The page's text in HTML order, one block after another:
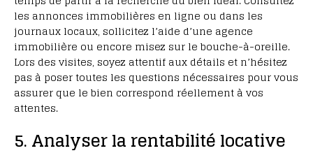
les annonces immobilières en ligne ou dans les
journaux locaux, sollicitez l’aide d’une agence
immobilière ou encore misez sur le bouche-à-oreille.
Lors des visites, soyez attentif aux détails et n’hésitez
pas à poser toutes les questions nécessaires pour vous
assurer que le bien correspond réellement à vos
attentes.
5. Analyser la rentabilité locative